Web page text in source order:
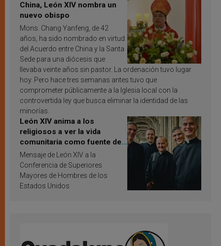
China, León XIV nombra un
nuevo obispo
Mons. Chang Yanfeng, de 42
años, ha sido nombrado en virtud
del Acuerdo entre China y la Santa
Sede para una diócesis que
llevaba veinte años sin pastor. La ordenación tuvo lugar
hoy. Pero hace tres semanas antes tuvo que
comprometer públicamente a la Iglesia local con la
controvertida ley que busca eliminar la identidad de las
minorías.
León XIV anima a los
religiosos a ver la vida
comunitaria como fuente de
inspiración y santificación
Mensaje de León XIV a la
Conferencia de Superiores
Mayores de Hombres de los
Estados Unidos